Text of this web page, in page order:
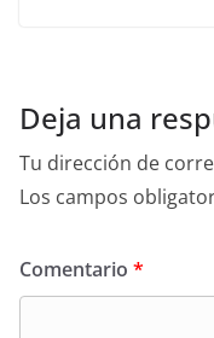
Deja una
Tu dirección de
Los campos
Comentario *